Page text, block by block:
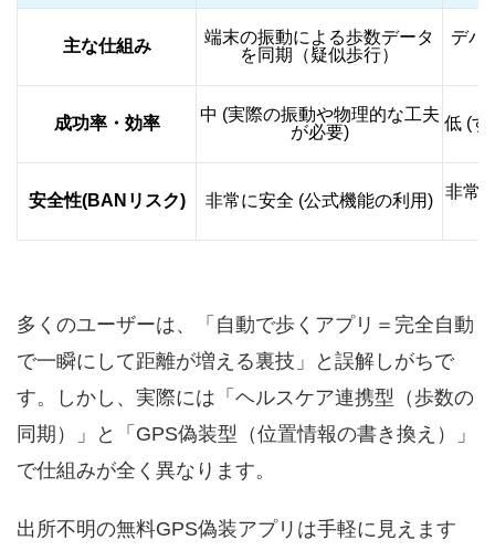
主な仕組み
端末の振動による歩数データ
を同期（疑似歩行）
デバ
成功率・効率
中 (実際の振動や物理的な工夫
が必要)
低 (す
安全性(BANリスク) 非常に安全 (公式機能の利用) 非常
多くのユーザーは、「自動で歩くアプリ＝完全自動
で一瞬にして距離が増える裏技」と誤解しがちで
す。しかし、実際には「ヘルスケア連携型（歩数の
同期）」と「GPS偽装型（位置情報の書き換え）」
で仕組みが全く異なります。
出所不明の無料GPS偽装アプリは手軽に見えます